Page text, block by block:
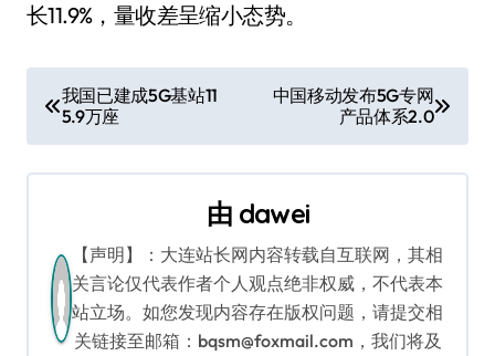
长11.9%，量收差呈缩小态势。
文
章
导
我国已建成5G基站11
5.9万座
中国移动发布5G专网
产品体系2.0
由 dawei
【声明】：大连站长网内容转载自互联网，其相
关言论仅代表作者个人观点绝非权威，不代表本
站立场。如您发现内容存在版权问题，请提交相
关链接至邮箱：bqsm@foxmail.com，我们将及